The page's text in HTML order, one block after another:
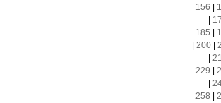
156
185
200|
229
258